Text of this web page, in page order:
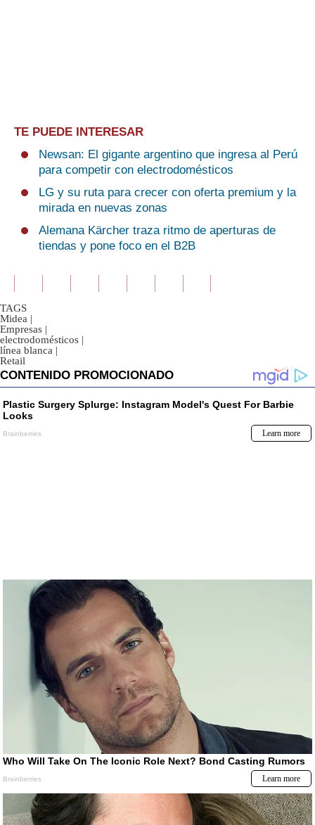
TE PUEDE INTERESAR
Newsan: El gigante argentino que ingresa al Perú
para competir con electrodomésticos
LG y su ruta para crecer con oferta premium y la
mirada en nuevas zonas
Alemana Kärcher traza ritmo de aperturas de
tiendas y pone foco en el B2B
TAGS
Midea |
Empresas |
electrodomésticos |
línea blanca |
Retail